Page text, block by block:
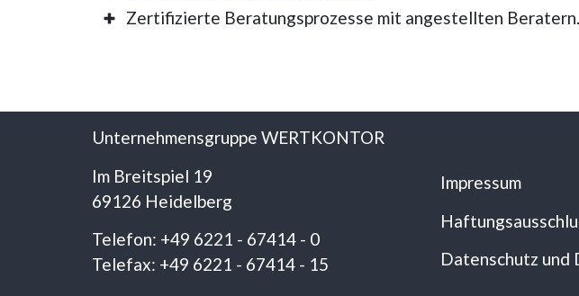
Zertifizierte Beratungsprozesse mit angestellten Beratern.
Unternehmensgruppe WERTKONTOR
Im Breitspiel 19
69126 Heidelberg
Telefon: +49 6221 - 67414 - 0
Telefax: +49 6221 - 67414 - 15
Impressum
Datenschutz und